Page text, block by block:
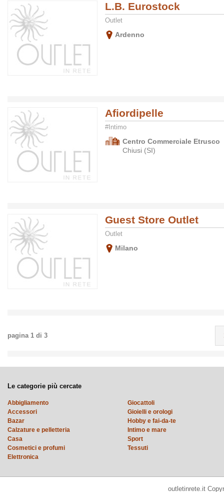
L.B. Eurostock
Outlet
Ardenno
Afiordipelle
#Intimo
Centro Commerciale Etrusco
Chiusi (SI)
Guest Store Outlet
Outlet
Milano
pagina 1 di 3
Le categorie più cercate
Abbigliamento
Accessori
Bazar
Calzature e pelletteria
Casa
Cosmetici e profumi
Elettronica
Giocattoli
Gioielli e orologi
Hobby e fai-da-te
Intimo e mare
Sport
Tessuti
outletinrete.it